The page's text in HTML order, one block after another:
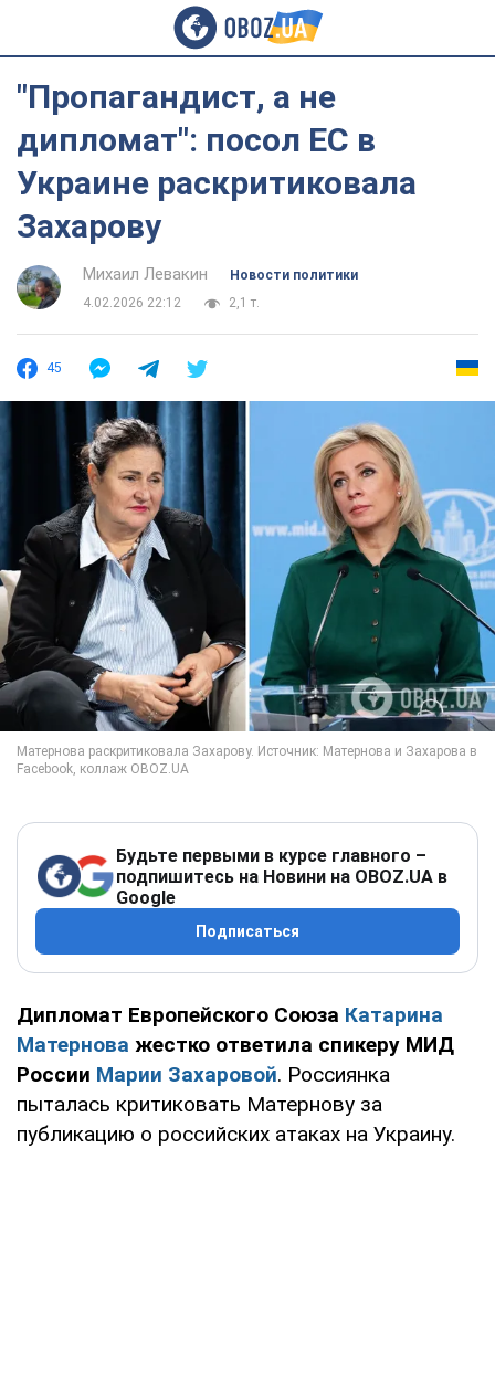
"Пропагандист, а не
дипломат": посол ЕС в
Украине раскритиковала
Захарову
Михаил Левакин
Новости политики
4.02.2026 22:12
2,1 т.
45
Будьте первыми в курсе главного –
подпишитесь на Новини на OBOZ.UA в
Google
Подписаться
Дипломат Европейского Союза Катарина
Матернова жестко ответила спикеру МИД
России Марии Захаровой. Россиянка
пыталась критиковать Матернову за
публикацию о российских атаках на Украину.